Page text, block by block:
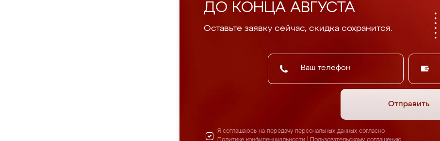
ДО КОНЦА АВГУСТА
Оставьте заявку сейчас, скидка сохранится.
Отправить
Я соглашаюсь на передачу персональных данных согласно